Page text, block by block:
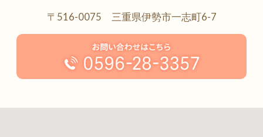
〒516-0075 三重県伊勢市一志町6-7